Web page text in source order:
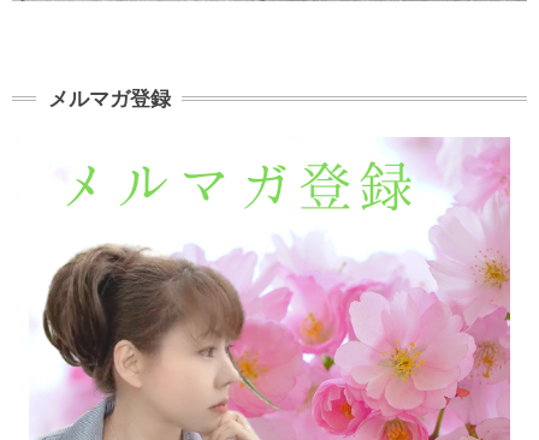
メルマガ登録